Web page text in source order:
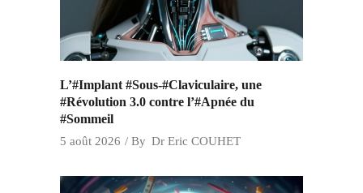
L’#Implant #Sous-#Claviculaire, une
#Révolution 3.0 contre l’#Apnée du
#Sommeil
5 août 2026 By Dr Eric COUHET